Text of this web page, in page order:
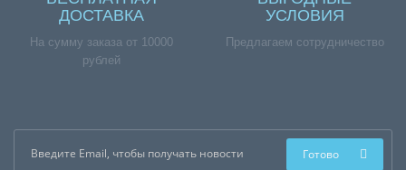
ДОСТАВКА
На сумму заказа от 10000
рублей
УСЛОВИЯ
Предлагаем сотрудничество
Готово